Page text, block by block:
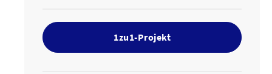
1zu1-Projekt